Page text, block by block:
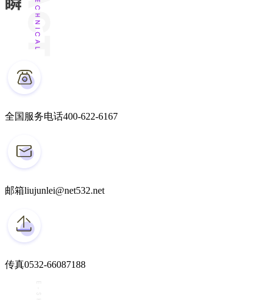
全国服务电话400-622-6167
邮箱liujunlei@net532.net
传真0532-66087188